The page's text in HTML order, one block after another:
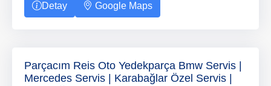
Detay Google Maps
Parçacım Reis Oto Yedekparça Bmw Servis |
Mercedes Servis | Karabağlar Özel Servis |